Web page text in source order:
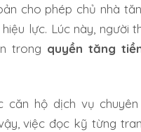
cho phép chủ nhà
lực. Lúc này, người
trong quyền tăng
hộ dịch vụ
việc đọc kỹ từng